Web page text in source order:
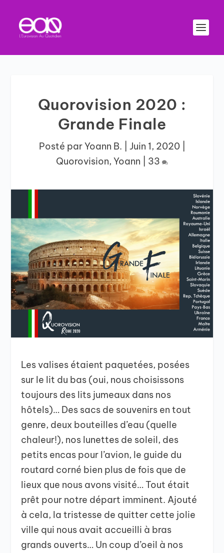
Quorovision 2020 :
Grande Finale
Posté parYoann B. Juin 1, 2020|
Quorovision, Yoann 33
Les valises étaient paquetées, posées
sur le lit du bas (oui, nous choisissons
toujours des lits jumeaux dans nos
hôtels)… Des sacs de souvenirs en tout
genre, deux bouteilles d’eau (quelle
chaleur!), nos lunettes de soleil, des
petits encas pour l’avion, le guide du
routard corné bien plus de fois que de
lieux que nous avons visité… Tout était
prêt pour notre départ imminent. Ajouté
à cela, la tristesse de quitter cette jolie
ville qui nous avait accueilli à bras
grands ouverts… Un coup d’oeil à nos